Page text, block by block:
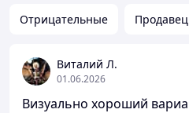
Отрицательные
Виталий Л.
01.06.2026
Визуально хороший